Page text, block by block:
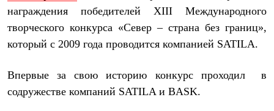
Куртки
Брюки
Софтшелл одежда
Куртки
Флисовая одежда
Куртки
Брюки
награждения победителей
XIII
Международного
творческого конкурса «Север – страна без границ»,
который с 2009 года проводится компанией SATILA.
Впервые за свою историю конкурс проходил в
содружестве компаний SATILA и BASK.